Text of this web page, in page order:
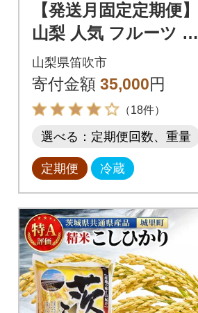
【発送月固定定期便】
山梨 人気 フルーツ 桃
黒ぶどう シャインマ
スカット全3回
山梨県笛吹市
寄付金額 35,000円
（18件）
選べる：定期便回数、重量
定期便 冷蔵